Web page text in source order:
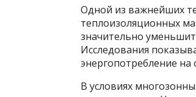
Одной из важнейших
теплоизоляционных
значительно
Исследования
энергопотребление
В условиях